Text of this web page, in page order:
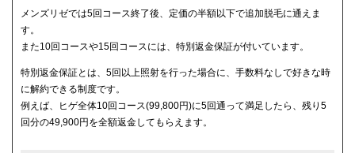
メンズリゼでは5回コース終了後、定価の半額以下で追加脱毛に通えま
す。
また10回コースや15回コースには、特別返金保証が付いています。
特別返金保証とは、5回以上照射を行った場合に、手数料なしで好きな時
に解約できる制度です。
例えば、ヒゲ全体10回コース(99,800円)に5回通って満足したら、残り5
回分の49,900円を全額返金してもらえます。